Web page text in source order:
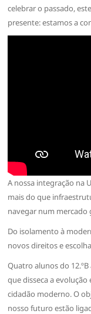
celebrar o passado,
presente: estamos a
A nossa integração na
mais do que
navegar num mercado
Do isolamento à
novos direitos e
Quatro alunos do
que disseca a
cidadão moderno. O
nosso futuro estão